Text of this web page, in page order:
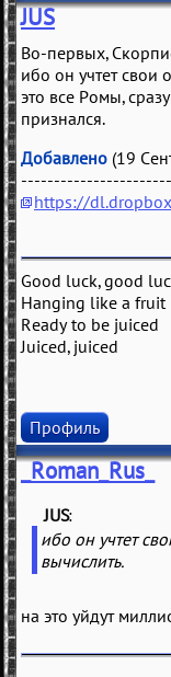
JUS
Во-первых,
ибо он учтет свои
это все Ромы,
признался.
Добавлено (19
https://
Good luck, good
Hanging like a fruit
Ready to be juiced
Juiced, juiced
Профиль
_Roman_Rus_
(JUS
ибо он учтет
вычислить.
на это уйдут